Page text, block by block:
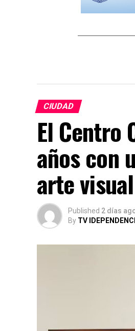
CIUDAD
El Centro
años con
arte visual
Published 2 días
By TV